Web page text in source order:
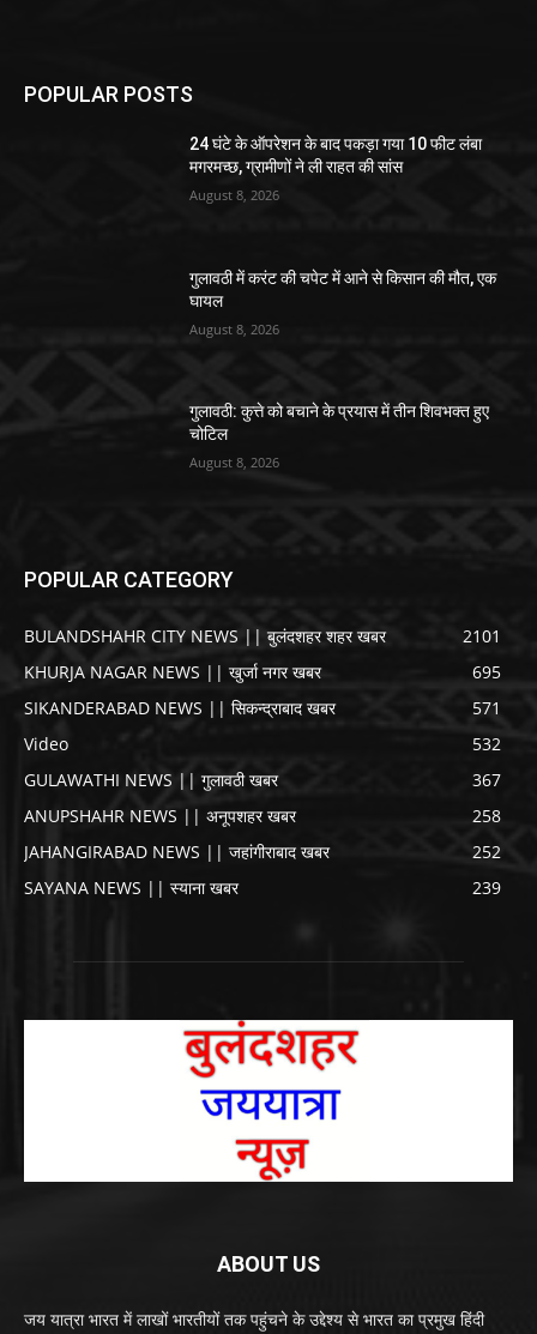
POPULAR POSTS
24 घंटे के ऑपरेशन के बाद पकड़ा गया 10 फीट लंबा
मगरमच्छ, ग्रामीणों ने ली राहत की सांस
August 8, 2026
गुलावठी में करंट की चपेट में आने से किसान की मौत, एक
घायल
August 8, 2026
गुलावठी: कुत्ते को बचाने के प्रयास में तीन शिवभक्त हुए
चोटिल
August 8, 2026
POPULAR CATEGORY
BULANDSHAHR CITY NEWS || बुलंदशहर शहर खबर
2101
KHURJA NAGAR NEWS || खुर्जा नगर खबर
695
SIKANDERABAD NEWS || सिकन्द्राबाद खबर
571
Video
532
GULAWATHI NEWS || गुलावठी खबर
367
ANUPSHAHR NEWS || अनूपशहर खबर
258
JAHANGIRABAD NEWS || जहांगीराबाद खबर
252
SAYANA NEWS || स्याना खबर
239
ABOUT US
जय यात्रा भारत में लाखों भारतीयों तक पहुंचने के उद्देश्य से भारत का प्रमुख हिंदी